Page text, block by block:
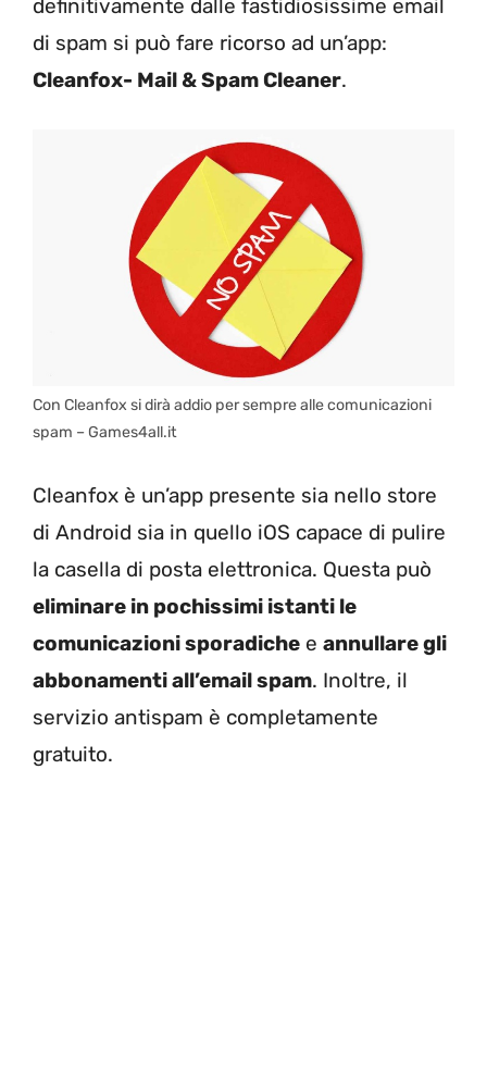
definitivamente dalle fastidiosissime email
di spam si può fare ricorso ad un’app:
Cleanfox- Mail & Spam Cleaner.
Con Cleanfox si dirà addio per sempre alle comunicazioni
spam – Games4all.it
Cleanfox è un’app presente sia nello store
di Android sia in quello iOS capace di pulire
la casella di posta elettronica. Questa può
eliminare in pochissimi istanti le
comunicazioni sporadiche e annullare gli
abbonamenti all’email spam. Inoltre, il
servizio antispam è completamente
gratuito.